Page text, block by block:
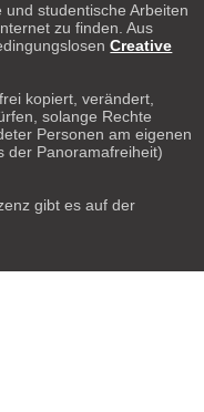
studentische Arbeiten
zu finden. Aus
Creative
kopiert, verändert,
solange Rechte
Personen am eigenen
der Panoramafreiheit)
gibt es auf der